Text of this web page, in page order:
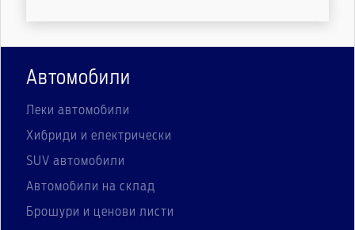
Автомобили
Леки автомобили
Хибриди и електрически
SUV автомобили
Автомобили на склад
Брошури и ценови листи